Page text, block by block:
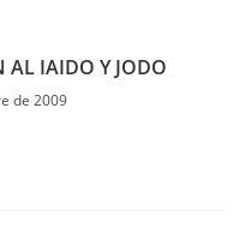
AL IAIDO Y JODO
de 2009